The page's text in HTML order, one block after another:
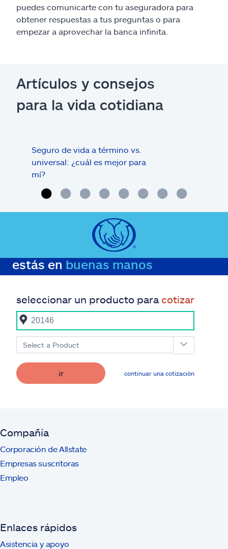
puedes comunicarte con tu aseguradora para
obtener respuestas a tus preguntas o para
empezar a aprovechar la banca infinita.
Artículos y consejos
para la vida cotidiana
Seguro de vida a término vs.
universal: ¿cuál es mejor para
mí?
estás en buenas manos
seleccionar un producto para cotizar
Select a Product
ir continuar una cotización
Compañía
Corporación de Allstate
Empresas suscritoras
Empleo
Enlaces rápidos
Asistencia y apoyo